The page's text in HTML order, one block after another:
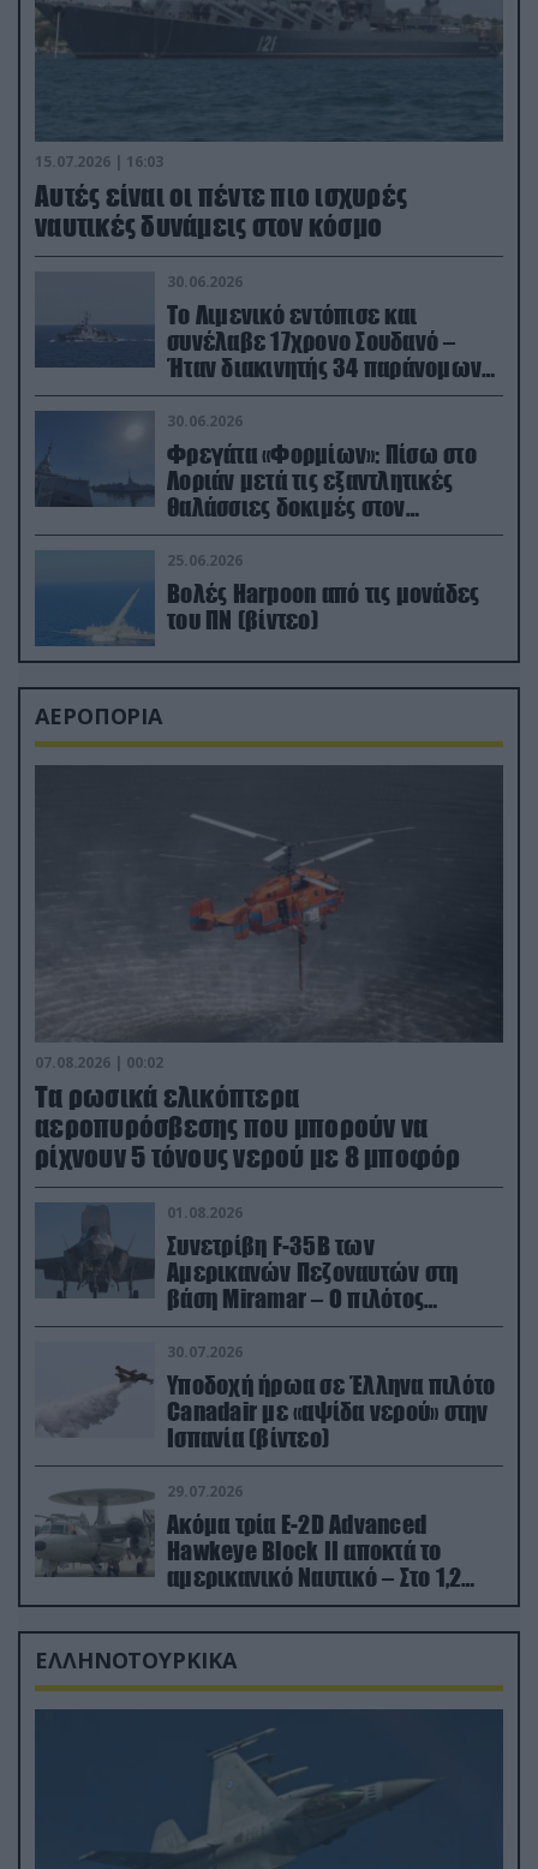
15.07.2026 | 16:03
Aυτές είναι οι πέντε πιο ισχυρές
ναυτικές δυνάμεις στον κόσμο
30.06.2026
Το Λιμενικό εντόπισε και
συνέλαβε 17χρονο Σουδανό –
Ήταν διακινητής 34 παράνομων
μεταναστών
30.06.2026
Φρεγάτα «Φορμίων»: Πίσω στο
Λοριάν μετά τις εξαντλητικές
θαλάσσιες δοκιμές στον
απαιτητικό Βισκαϊκό
25.06.2026
Βολές Harpoon από τις μονάδες
του ΠΝ (βίντεο)
ΑΕΡΟΠΟΡΙΑ
07.08.2026 | 00:02
Τα ρωσικά ελικόπτερα
αεροπυρόσβεσης που μπορούν να
ρίχνουν 5 τόνους νερού με 8 μποφόρ
01.08.2026
Συνετρίβη F-35B των
Αμερικανών Πεζοναυτών στη
βάση Miramar – Ο πιλότος
εκτινάχθηκε εγκαίρως
30.07.2026
Υποδοχή ήρωα σε Έλληνα πιλότο
Canadair με «αψίδα νερού» στην
Ισπανία (βίντεο)
29.07.2026
Ακόμα τρία E-2D Advanced
Hawkeye Block II αποκτά το
αμερικανικό Ναυτικό – Στο 1,2
δισ.δολάρια το κόστος
ΕΛΛΗΝΟΤΟΥΡΚΙΚΑ